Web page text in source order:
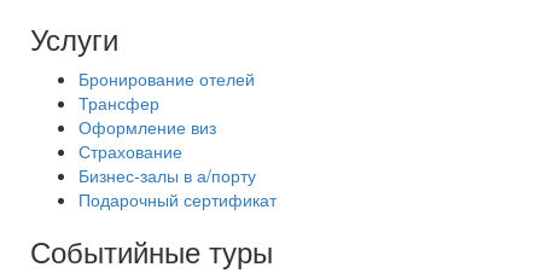
Услуги
Бронирование отелей
Трансфер
Оформление виз
Страхование
Бизнес-залы в а/порту
Подарочный сертификат
Событийные туры